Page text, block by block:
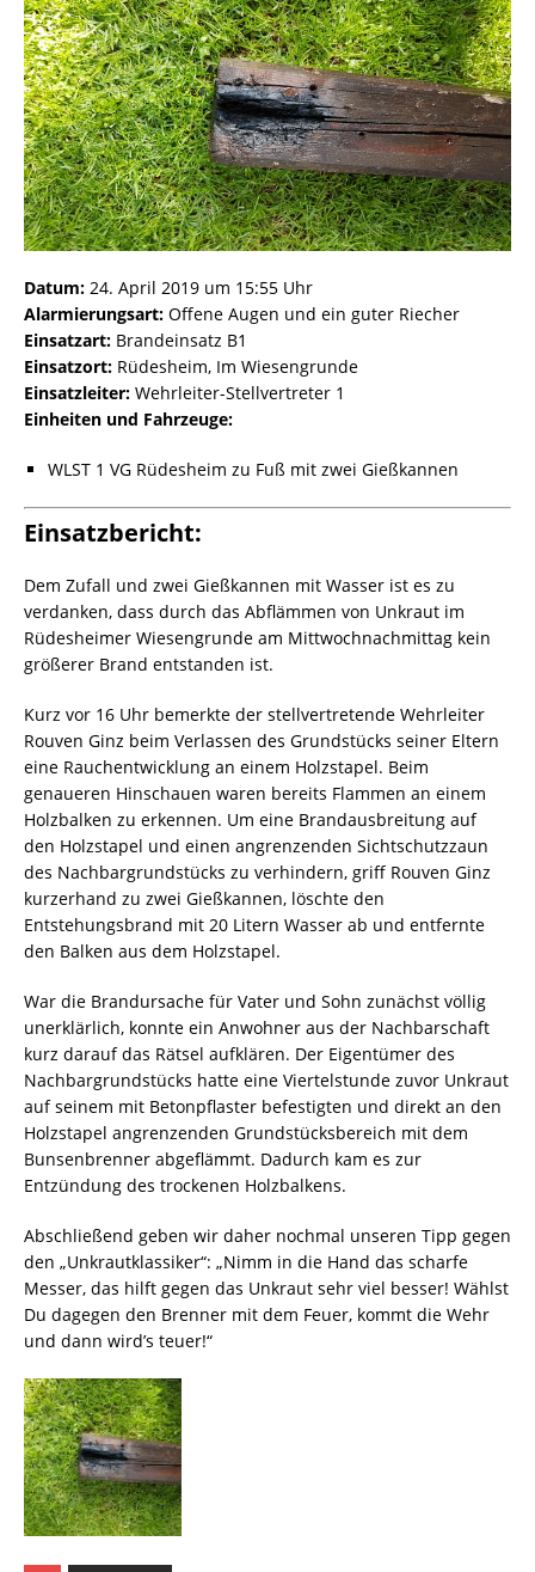
Datum: 24. April 2019 um 15:55 Uhr
Alarmierungsart: Offene Augen und ein guter Riecher
Einsatzart: Brandeinsatz B1
Einsatzort: Rüdesheim, Im Wiesengrunde
Einsatzleiter: Wehrleiter-Stellvertreter 1
Einheiten und Fahrzeuge:
WLST 1 VG Rüdesheim zu Fuß mit zwei Gießkannen
Einsatzbericht:
Dem Zufall und zwei Gießkannen mit Wasser ist es zu
verdanken, dass durch das Abflämmen von Unkraut im
Rüdesheimer Wiesengrunde am Mittwochnachmittag kein
größerer Brand entstanden ist.
Kurz vor 16 Uhr bemerkte der stellvertretende Wehrleiter
Rouven Ginz beim Verlassen des Grundstücks seiner Eltern
eine Rauchentwicklung an einem Holzstapel. Beim
genaueren Hinschauen waren bereits Flammen an einem
Holzbalken zu erkennen. Um eine Brandausbreitung auf
den Holzstapel und einen angrenzenden Sichtschutzzaun
des Nachbargrundstücks zu verhindern, griff Rouven Ginz
kurzerhand zu zwei Gießkannen, löschte den
Entstehungsbrand mit 20 Litern Wasser ab und entfernte
den Balken aus dem Holzstapel.
War die Brandursache für Vater und Sohn zunächst völlig
unerklärlich, konnte ein Anwohner aus der Nachbarschaft
kurz darauf das Rätsel aufklären. Der Eigentümer des
Nachbargrundstücks hatte eine Viertelstunde zuvor Unkraut
auf seinem mit Betonpflaster befestigten und direkt an den
Holzstapel angrenzenden Grundstücksbereich mit dem
Bunsenbrenner abgeflämmt. Dadurch kam es zur
Entzündung des trockenen Holzbalkens.
Abschließend geben wir daher nochmal unseren Tipp gegen
den „Unkrautklassiker“: „Nimm in die Hand das scharfe
Messer, das hilft gegen das Unkraut sehr viel besser! Wählst
Du dagegen den Brenner mit dem Feuer, kommt die Wehr
und dann wird’s teuer!“